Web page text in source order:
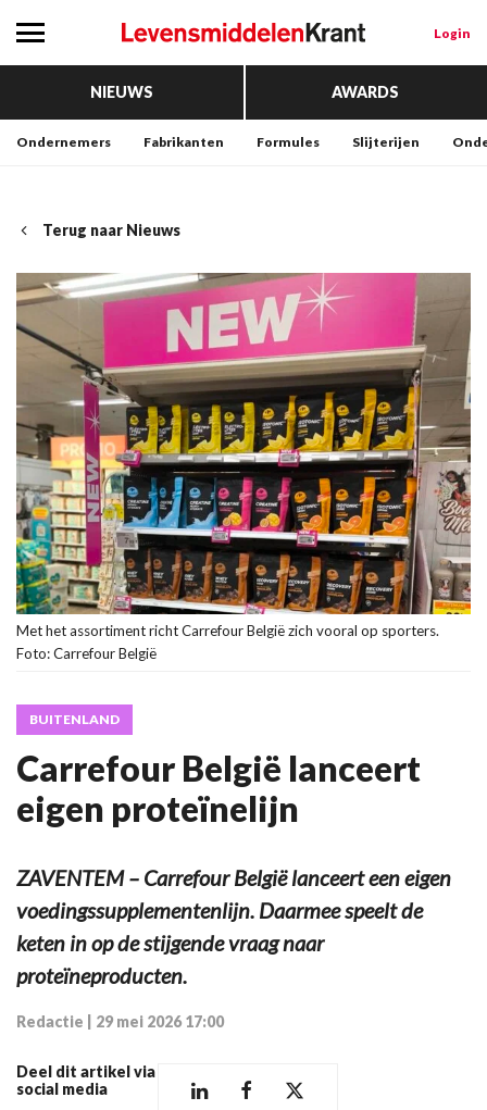
Login
NIEUWS AWARDS
Ondernemers Fabrikanten Formules Slijterijen
Terug naar Nieuws
Met het assortiment richt Carrefour België zich vooral op sporters.
Foto: Carrefour België
BUITENLAND
Carrefour België lanceert
eigen proteïnelijn
ZAVENTEM – Carrefour België lanceert een eigen
voedingssupplementenlijn. Daarmee speelt de
keten in op de stijgende vraag naar
proteïneproducten.
Redactie 29 mei 2026 17:00
Deel dit artikel via
social media